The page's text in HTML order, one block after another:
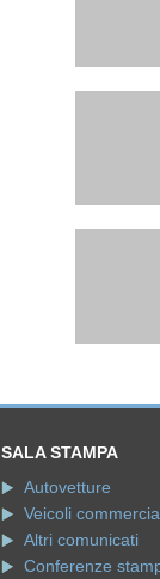
SALA STAMPA
Autovetture
Veicoli
Altri comunicati
Conferenze